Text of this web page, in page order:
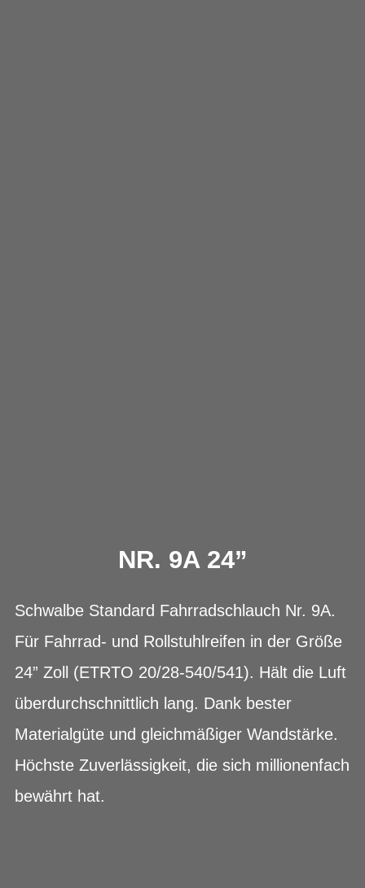
NR. 9A 24”
Schwalbe Standard Fahrradschlauch Nr. 9A.
Für Fahrrad- und Rollstuhlreifen in der Größe
24” Zoll (ETRTO 20/28-540/541). Hält die Luft
überdurchschnittlich lang. Dank bester
Materialgüte und gleichmäßiger Wandstärke.
Höchste Zuverlässigkeit, die sich millionenfach
bewährt hat.